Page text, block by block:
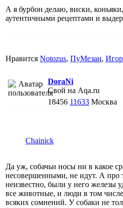
А я бурбон делаю, виски,
аутентичными рецептами и
Нравится Notozus, ПуМезан,
DoraNi
Свой на Aqa.ru
18456 11633 Москва
Chainick
Да уж, собачьи носы ни в какое
несовершенными, не идут. А про
неизвестно, были у него железы
все животные, и люди в том
всяких сомнений. У собаки не